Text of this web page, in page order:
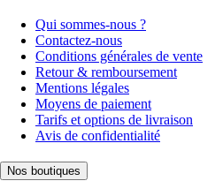
Qui sommes-nous ?
Contactez-nous
Conditions générales de vente
Retour & remboursement
Mentions légales
Moyens de paiement
Tarifs et options de livraison
Avis de confidentialité
Nos boutiques